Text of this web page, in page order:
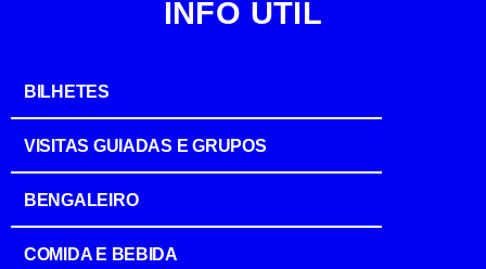
INFO ÚTIL
BILHETES
VISITAS GUIADAS E GRUPOS
BENGALEIRO
COMIDA E BEBIDA